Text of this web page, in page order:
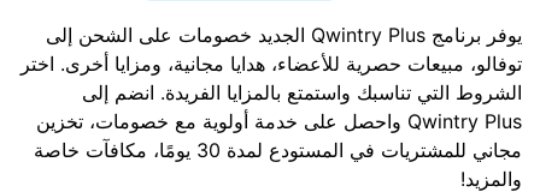
يوفر برنامج Qwintry Plus الجديد خصومات على الشحن إلى
توفالو، مبيعات حصرية للأعضاء، هدايا مجانية، ومزايا أخرى. اختر
الشروط التي تناسبك واستمتع بالمزايا الفريدة. انضم إلى
Qwintry Plus واحصل على خدمة أولوية مع خصومات، تخزين
مجاني للمشتريات في المستودع لمدة 30 يومًا، مكافآت خاصة
والمزيد!